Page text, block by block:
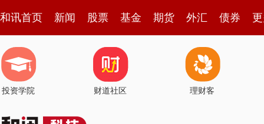
和讯首页 新闻 股票 基金 期货 外汇 债券
投资学院 财道社区 理财客